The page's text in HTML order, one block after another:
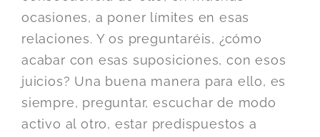
ocasiones, a poner límites en esas
relaciones. Y os preguntaréis, ¿cómo
acabar con esas suposiciones, con esos
juicios? Una buena manera para ello, es
siempre, preguntar, escuchar de modo
activo al otro, estar predispuestos a